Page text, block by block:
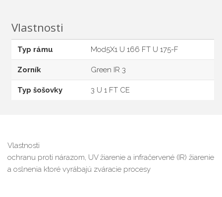
Vlastnosti
Typ rámu Mod5X1 U 166 FT U 175-F
Zorník Green IR 3
Typ šošovky 3 U 1 FT CE
Vlastnosti
ochranu proti nárazom, UV žiarenie a infračervené (IR) žiarenie
a oslnenia ktoré vyrábajú zváracie procesy